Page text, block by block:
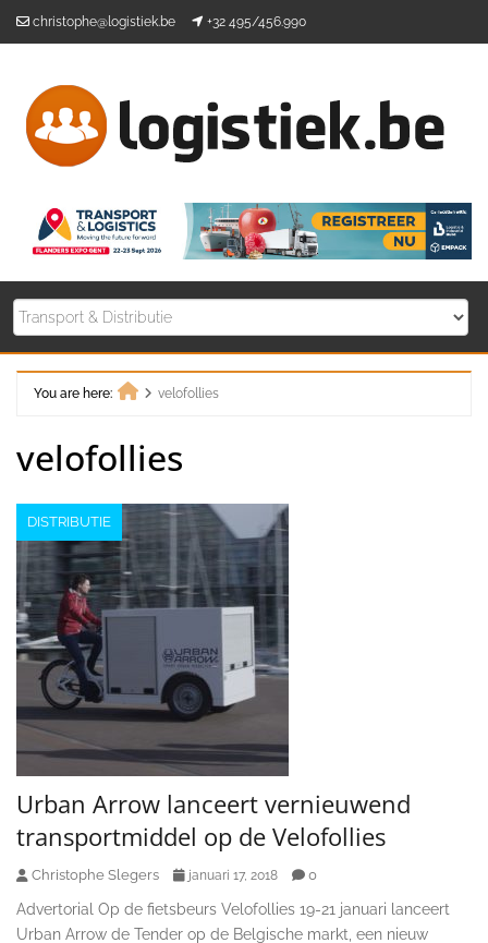
christophe@logistiek.be +32 495/456.990
You are here:
velofollies
velofollies
DISTRIBUTIE
Urban Arrow lanceert vernieuwend
transportmiddel op de Velofollies
Christophe Slegers januari 17, 2018 0
Advertorial Op de fietsbeurs Velofollies 19-21 januari lanceert
Urban Arrow de Tender op de Belgische markt, een nieuw